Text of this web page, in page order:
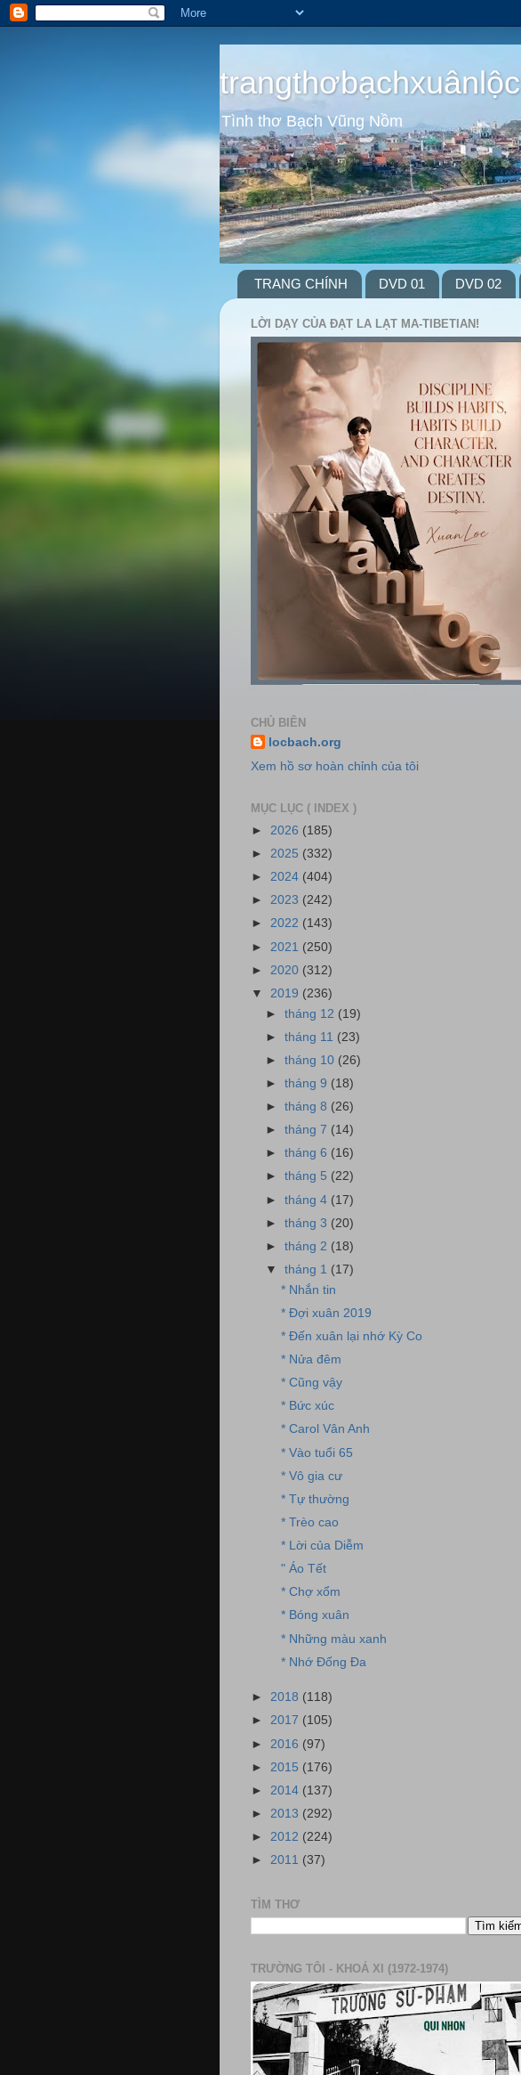
trangthơbạchxuânlộc
Tình thơ Bạch Vũng Nồm
TRANG CHÍNH DVD 01 DVD 02
LỜI DẠY CỦA ĐẠT LA LẠT MA-TIBETIAN!
CHỦ BIÊN
locbach.org
Xem hồ sơ hoàn chỉnh của tôi
MỤC LỤC ( INDEX )
► 2026 (185)
► 2025 (332)
► 2024 (404)
► 2023 (242)
► 2022 (143)
► 2021 (250)
► 2020 (312)
▼ 2019 (236)
►tháng 12 (19)
►tháng 11 (23)
►tháng 10 (26)
►tháng 9 (18)
►tháng 8 (26)
►tháng 7 (14)
►tháng 6 (16)
►tháng 5 (22)
►tháng 4 (17)
►tháng 3 (20)
►tháng 2 (18)
▼tháng 1 (17)
* Nhắn tin
* Đợi xuân 2019
* Đến xuân lại nhớ Kỳ Co
* Nửa đêm
* Cũng vậy
* Bức xúc
* Carol Vân Anh
* Vào tuổi 65
* Vô gia cư
* Tự thường
* Trèo cao
* Lời của Diễm
" Áo Tết
* Chợ xổm
* Bóng xuân
* Những màu xanh
* Nhớ Đống Đa
► 2018 (118)
► 2017 (105)
► 2016 (97)
► 2015 (176)
► 2014 (137)
► 2013 (292)
► 2012 (224)
► 2011 (37)
TÌM THƠ
TRƯỜNG TÔI - KHOÁ XI (1972-1974)